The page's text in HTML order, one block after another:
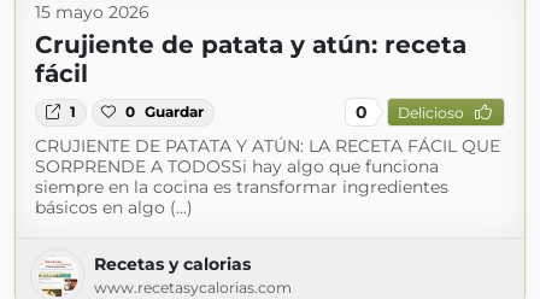
15 mayo 2026
Crujiente de patata y atún: receta
fácil
1 0 Guardar 0 Delicioso
CRUJIENTE DE PATATA Y ATÚN: LA RECETA FÁCIL QUE
SORPRENDE A TODOSSi hay algo que funciona
siempre en la cocina es transformar ingredientes
básicos en algo (...)
Recetas y calorias
www.recetasycalorias.com